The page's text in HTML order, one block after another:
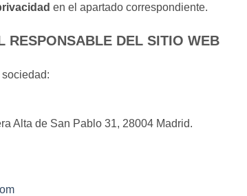
en el apartado correspondiente.
RESPONSABLE DEL SITIO WEB
Alta de San Pablo 31, 28004 Madrid.